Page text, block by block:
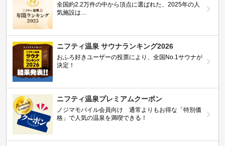
全国約2.2万件の中から頂点に選ばれた、2025年の人
気施設は…
ニフティ温泉 サウナランキング2026
おふろ好きユーザーの投票により、全国No.1サウナが
決定！
ニフティ温泉プレミアムクーポン
ノジマモバイル会員向け 通常よりもお得な「特別価
格」で人気の温泉を満喫できる！